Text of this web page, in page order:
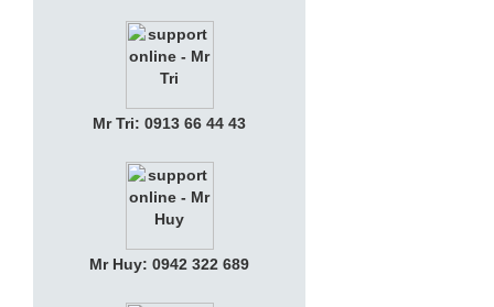
Mr Tri: 0913 66 44 43
Mr Huy: 0942 322 689